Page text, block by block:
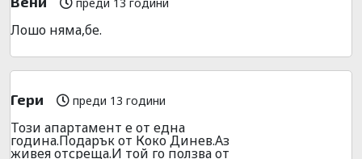
Лошо няма,бе.
Гери преди 13 години
Този апартамент е от една
година.Подарък от Коко Динев.Аз
живея отсреща.И той го ползва от